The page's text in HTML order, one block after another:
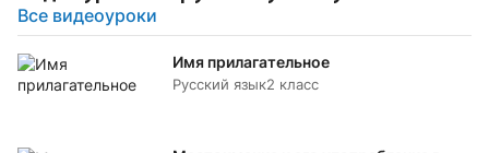
Все видеоуроки
Имя прилагательное
Русский язык2 класс